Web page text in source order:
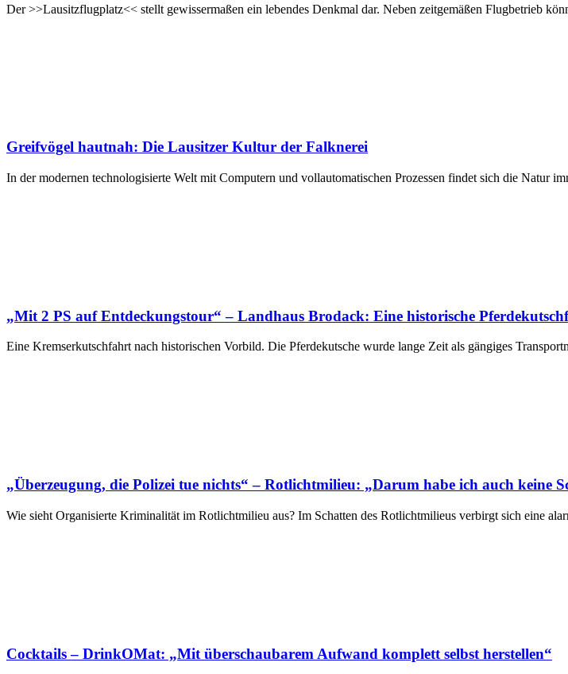
Der >>Lausitzflugplatz<< stellt gewissermaßen ein lebendes Denkmal dar. Neben zeitgemäßen Flugbetrieb
Greifvögel hautnah: Die Lausitzer Kultur der Falknerei
In der modernen technologisierte Welt mit Computern und vollautomatischen Prozessen findet sich die Natur
„Mit 2 PS auf Entdeckungstour“ – Landhaus Brodack: Eine historische
Eine Kremserkutschfahrt nach historischen Vorbild. Die Pferdekutsche wurde lange Zeit als gängiges
„Überzeugung, die Polizei tue nichts“ – Rotlichtmilieu: „Darum habe ich auch keine
Wie sieht Organisierte Kriminalität im Rotlichtmilieu aus? Im Schatten des Rotlichtmilieus verbirgt sich eine
Cocktails – DrinkOMat: „Mit überschaubarem Aufwand komplett selbst herstellen“